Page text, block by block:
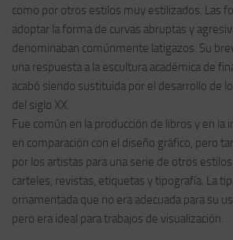
como por otros estilos muy estilizados. Las
adoptar la forma de curvas abruptas y
denominaban comúnmente latigazos. Su
una respuesta a la escultura académica de
acabó siendo sustituida por el desarrollo de
del siglo XX.
Fue común en la producción de libros y en la
en comparación con el diseño gráfico, pero
por los artistas para una serie de otros
carteles, revistas, etiquetas y tipografía. La
ornamentada que no era adecuada para su
pero era ideal para trabajos de visualización.